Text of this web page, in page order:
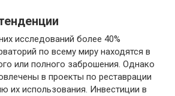
исследований более 40%
по всему миру находятся в
или полного заброшения. Однако
в проекты по реставрации
их использования. Инвестиции в